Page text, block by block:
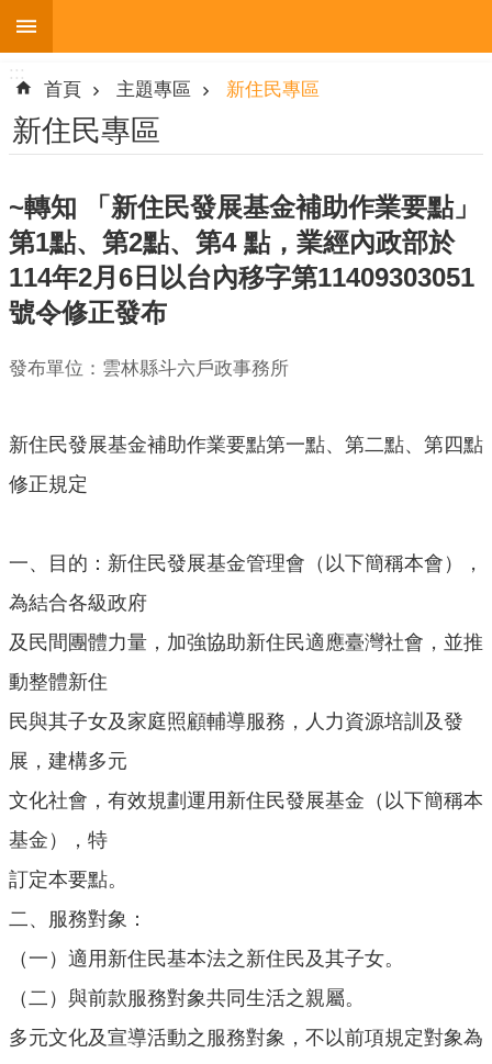
跳到主要內容區塊
進
階
搜
尋
機
關
簡
介
便
務
人
計
最
新
息
公
開
訊
主
題
區
民
意
流
:::
首頁 主題專區 新住民專區
新住民專區
~轉知 「新住民發展基金補助作業要點」
第1點、第2點、第4 點，業經內政部於
114年2月6日以台內移字第11409303051
號令修正發布
發布單位：雲林縣斗六戶政事務所
新住民發展基金補助作業要點第一點、第二點、第四點
修正規定
一、目的：新住民發展基金管理會（以下簡稱本會），
為結合各級政府
及民間團體力量，加強協助新住民適應臺灣社會，並推
動整體新住
民與其子女及家庭照顧輔導服務，人力資源培訓及發
展，建構多元
文化社會，有效規劃運用新住民發展基金（以下簡稱本
基金），特
訂定本要點。
二、服務對象：
（一）適用新住民基本法之新住民及其子女。
（二）與前款服務對象共同生活之親屬。
多元文化及宣導活動之服務對象，不以前項規定對象為